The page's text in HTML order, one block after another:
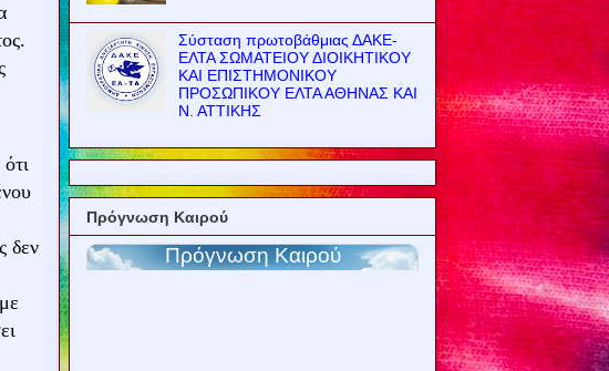
δεν
Σύσταση πρωτοβάθμιας ΔΑΚΕ-
ΕΛΤΑ ΣΩΜΑΤΕΙΟΥ ΔΙΟΙΚΗΤΙΚΟΥ
ΚΑΙ ΕΠΙΣΤΗΜΟΝΙΚΟΥ
ΠΡΟΣΩΠΙΚΟΥ ΕΛΤΑ ΑΘΗΝΑΣ ΚΑΙ
Ν. ΑΤΤΙΚΗΣ
Πρόγνωση Καιρού